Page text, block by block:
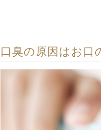
口臭の原因はお口